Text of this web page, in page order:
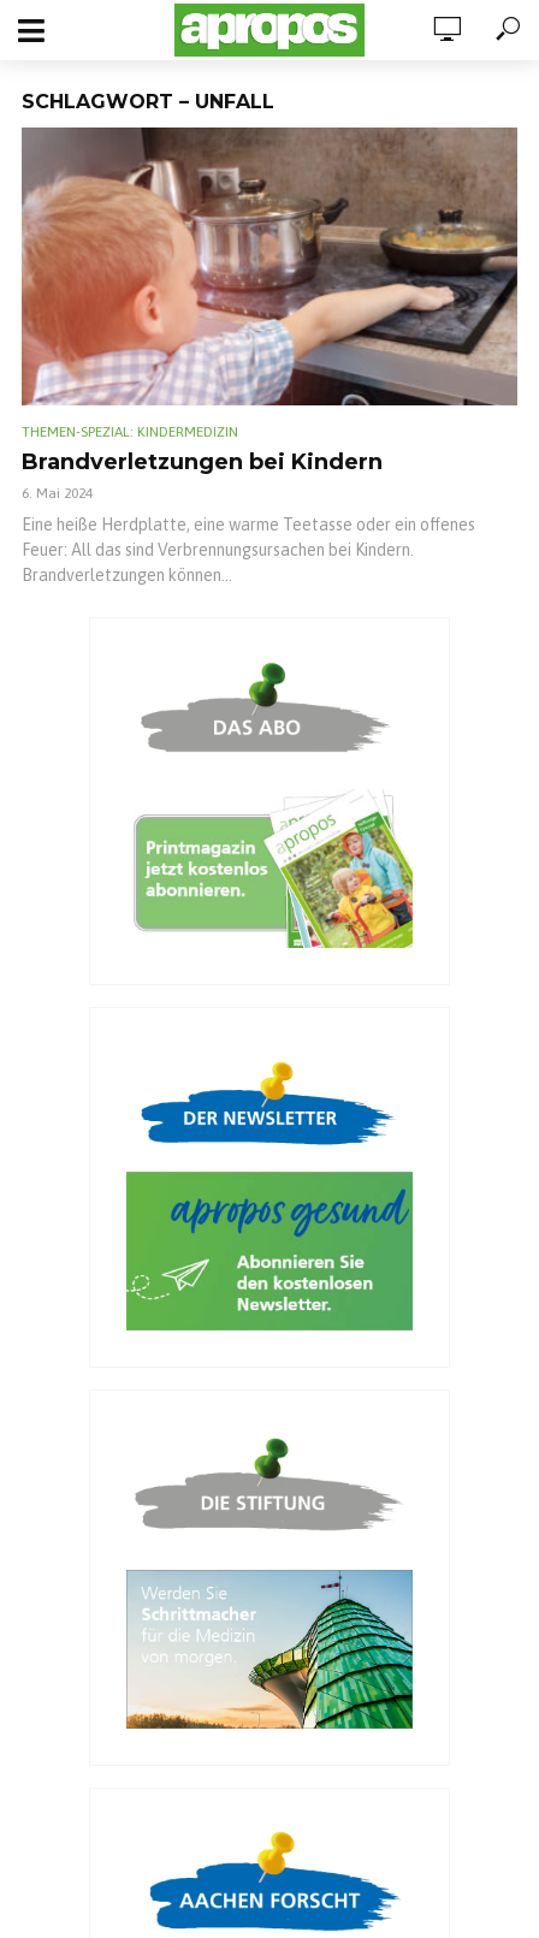
SCHLAGWORT – UNFALL
THEMEN-SPEZIAL: KINDERMEDIZIN
Brandverletzungen bei Kindern
6. Mai 2024
Eine heiße Herdplatte, eine warme Teetasse oder ein offenes
Feuer: All das sind Verbrennungsursachen bei Kindern.
Brandverletzungen können...